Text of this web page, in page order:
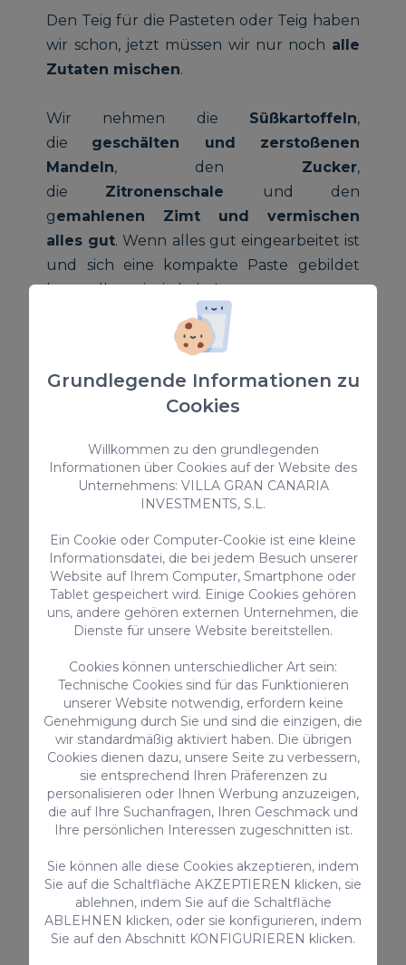
Den Teig für die Pasteten oder Teig haben
wir schon, jetzt müssen wir nur noch alle
Zutaten mischen.
Wir nehmen die Süßkartoffeln,
die geschälten und zerstoßenen
Mandeln, den Zucker,
die Zitronenschale
und den
gemahlenen Zimt und vermischen
alles gut. Wenn alles gut eingearbeitet ist
und sich eine kompakte Paste gebildet
hat, stellen wir sie beiseite.
Die Füllung hinzugeben
Jetzt ist es an der Zeit, etwas Mehl auf den
Tisch zu streuen. Wirrollen den Teig für
trucha canariamit einem
Zentimetern.
Wenn du den Teig für die truchas
Teig, falte ihn vorsichtig zusammen und
drücke ihn mit einer Gabel, die du zur
Hand hast, flach.
duvorsichtigundbehutsam vorgehen,
sonst kann der Teig beim Braten in der
Pfannezerbrechen.
Braten und Servieren
Wenn alle truchas fertig und schön gegart
sind, ist es an der Zeit, einePfanne mit
reichlich Öl vorzubereiten. Lasse das Öl
sehr heiß werden und gebe sie hinein.
Beim BratenPuderzucker über die
truchas streuen, um ihnen den letzten
Grundlegende Informationen zu
Cookies
Willkommen zu den grundlegenden
Informationen über Cookies auf der Website des
Unternehmens: VILLA GRAN CANARIA
INVESTMENTS, S.L.
Ein Cookie oder Computer-Cookie ist eine kleine
Informationsdatei, die bei jedem Besuch unserer
Website auf Ihrem Computer, Smartphone oder
Tablet gespeichert wird. Einige Cookies gehören
uns, andere gehören externen Unternehmen, die
Dienste für unsere Website bereitstellen.
Cookies können unterschiedlicher Art sein:
Technische Cookies sind für das Funktionieren
unserer Website notwendig, erfordern keine
Genehmigung durch Sie und sind die einzigen, die
wir standardmäßig aktiviert haben. Die übrigen
Cookies dienen dazu, unsere Seite zu verbessern,
sie entsprechend Ihren Präferenzen zu
personalisieren oder Ihnen Werbung anzuzeigen,
die auf Ihre Suchanfragen, Ihren Geschmack und
Ihre persönlichen Interessen zugeschnitten ist.
Sie können alle diese Cookies akzeptieren, indem
Sie auf die Schaltfläche AKZEPTIEREN klicken, sie
ablehnen, indem Sie auf die Schaltfläche
ABLEHNEN klicken, oder sie konfigurieren, indem
Sie auf den Abschnitt KONFIGURIEREN klicken.